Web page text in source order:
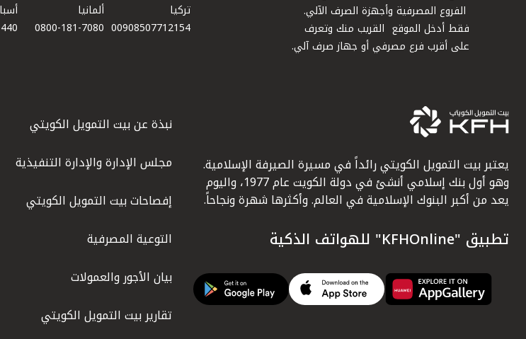
الفروع المصرفية وأجهزة الصرف الآلي.
فقط أدخل الموقع القريب منك وتعرف
على أقرب فرع مصرفي أو جهاز صرف آلي.
تركيا
00908507712154​
ألمانيا
0800-181-7080
يعتبر بيت التمويل الكويتي رائداً في مسيرة الصيرفة الإسلامية.
وهو أول بنك إسلامي أنشئ في دولة الكويت عام 1977، واليوم
يعد من أكبر البنوك الإسلامية في العالم. وأكثرها شهرة ونجاحاً.
تطبيق "KFHOnline" للهواتف الذكية
نبذة عن بيت التمويل الكويتي
مجلس الإدارة والإدارة التنفيذية
إفصاحات بيت التمويل الكويتي
التوعية المصرفية
بيان الأجور والعمولات
تقارير بيت التمويل الكويتي